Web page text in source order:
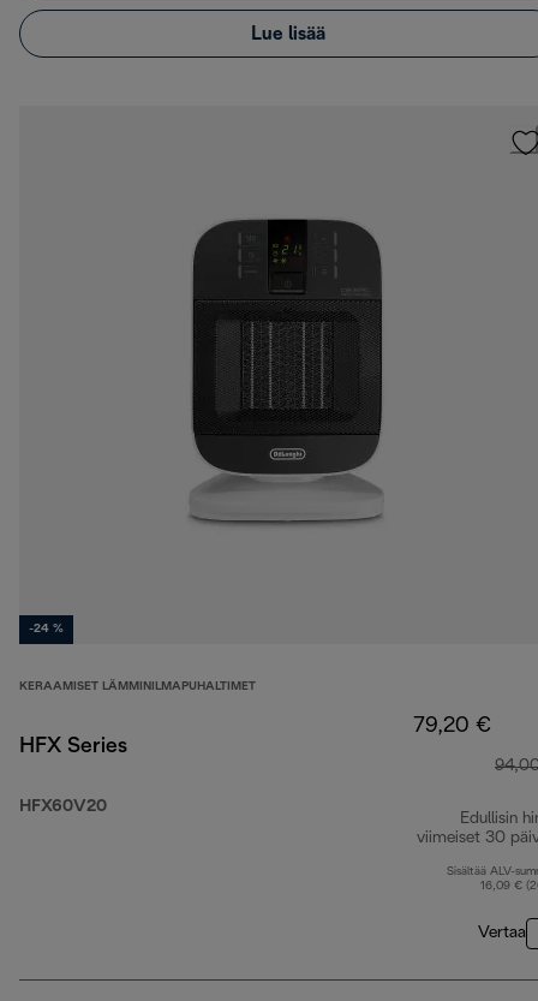
Lue lisää
-24 %
KERAAMISET LÄMMINILMAPUHALTIMET
HFX Series
HFX60V20
79,20 €
Edullisin
viimeiset 30
Sisältää ALV-
16,09 €
Vertaa